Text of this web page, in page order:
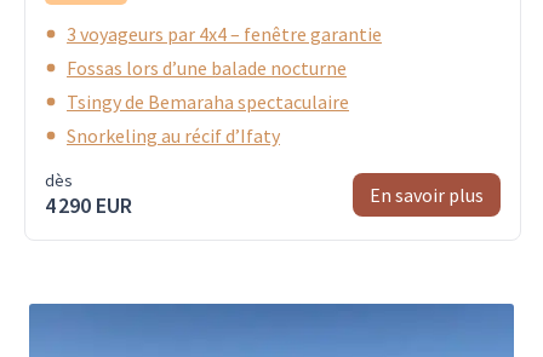
3 voyageurs par 4x4 – fenêtre garantie
Fossas lors d’une balade nocturne
Tsingy de Bemaraha spectaculaire
Snorkeling au récif d’Ifaty
dès
4 290 EUR En savoir plus